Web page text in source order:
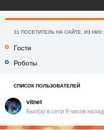
31 ПОСЕТИТЕЛЬ НА САЙТЕ. ИЗ НИХ:
Гости
Роботы
СПИСОК ПОЛЬЗОВАТЕЛЕЙ
vitnet
Был(a) в сети 9 часов назад